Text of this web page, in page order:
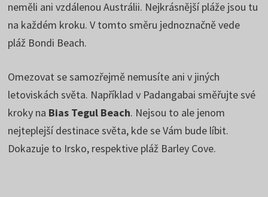
neměli ani vzdálenou Austrálii. Nejkrásnější pláže jsou tu
na každém kroku. V tomto směru jednoznačně vede
pláž Bondi Beach.
Omezovat se samozřejmě nemusíte ani v jiných
letoviskách světa. Například v Padangabai směřujte své
kroky na Bias Tegul Beach. Nejsou to ale jenom
nejteplejší destinace světa, kde se Vám bude líbit.
Dokazuje to Irsko, respektive pláž Barley Cove.